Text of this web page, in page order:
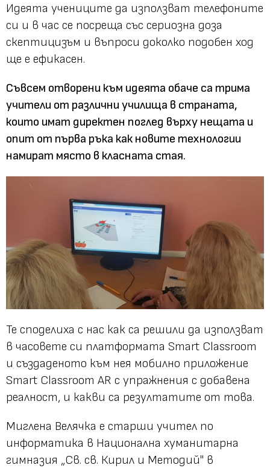
Идеята учениците да използват телефоните
си и в час се посреща със сериозна доза
скептицизъм и въпроси доколко подобен ход
ще е ефикасен.
Съвсем отворени към идеята обаче са трима
учители от различни училища в страната,
които имат директен поглед върху нещата и
опит от първа ръка как новите технологии
намират място в класната стая.
Те споделиха с нас как са решили да използват
в часовете си платформата Smart Classroom
и създаденото към нея мобилно приложение
Smart Classroom AR с упражнения с добавена
реалност, и какви са резултатите от това.
Миглена Велячка е старши учител по
информатика в Национална хуманитарна
гимназия „Св. св. Кирил и Методий" в